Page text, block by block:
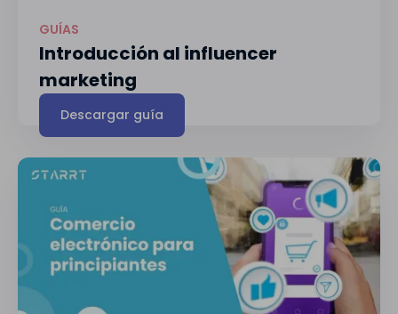
GUÍAS
Introducción al influencer
marketing
Descargar guía